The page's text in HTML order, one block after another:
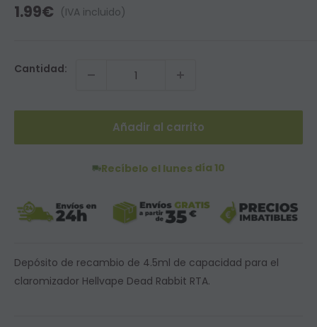
Precio
1.99€ (IVA incluido)
Cantidad:
Añadir al carrito
Recíbelo el lunes día 10
Depósito de recambio de 4.5ml de capacidad para el
claromizador Hellvape Dead Rabbit RTA.